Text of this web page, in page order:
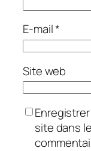
E-mail*
Site web
site dans